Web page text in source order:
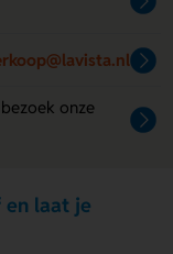
onze
en laat je